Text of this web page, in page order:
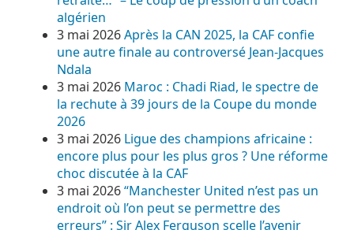
algérien
3 mai 2026Après la CAN 2025, la CAF confie
une autre finale au controversé Jean-Jacques
Ndala
3 mai 2026 Maroc : Chadi Riad, le spectre de
la rechute à 39 jours de la Coupe du monde
2026
3 mai 2026 Ligue des champions africaine :
encore plus pour les plus gros ? Une réforme
choc discutée à la CAF
3 mai 2026“Manchester United n’est pas un
endroit où l’on peut se permettre des
erreurs” : Sir Alex Ferguson scelle l’avenir